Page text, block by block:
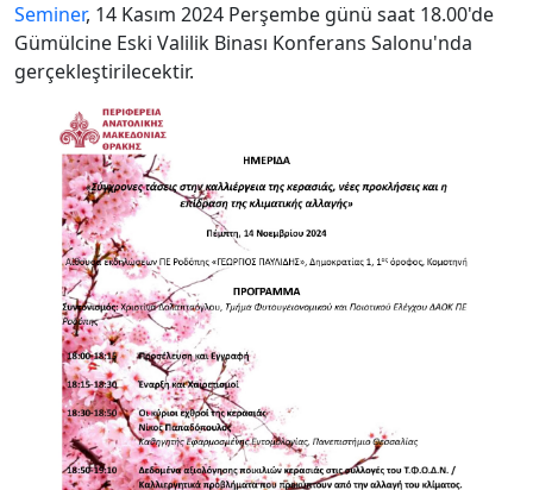
Seminer, 14 Kasım 2024 Perşembe günü saat 18.00'de
Gümülcine Eski Valilik Binası Konferans Salonu'nda
gerçekleştirilecektir.